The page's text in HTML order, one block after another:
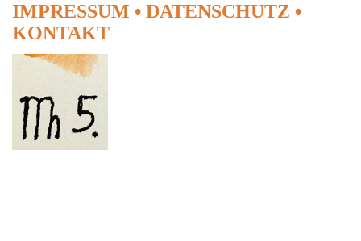
IMPRESSUM • DATENSCHUTZ •
KONTAKT